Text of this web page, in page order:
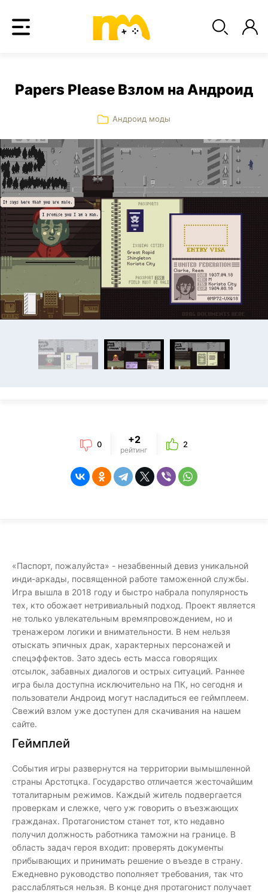
Papers Please Взлом на Андроид
Андроид моды
0 +2
рейтинг
2
«Паспорт, пожалуйста» - незабвенный девиз уникальной
инди-аркады, посвященной работе таможенной службы.
Игра вышла в 2018 году и быстро набрала популярность
тех, кто обожает нетривиальный подход. Проект является
не только увлекательным времяпровождением, но и
тренажером логики и внимательности. В нем нельзя
отыскать эпичных драк, характерных персонажей и
спецэффектов. Зато здесь есть масса говорящих
отсылок, забавных диалогов и острых ситуаций. Раннее
игра была доступна исключительно на ПК, но сегодня и
пользователи Андроид могут насладиться ее геймплеем.
Свежий взлом уже доступен для скачивания на нашем
сайте.
Геймплей
События игры развернутся на территории вымышленной
страны Арстотцка. Государство отличается жесточайшим
тоталитарным режимов. Каждый житель подвергается
проверкам и слежке, чего уж говорить о въезжающих
гражданах. Протагонистом станет тот, кто недавно
получил должность работника таможни на границе. В
область задач героя входит: проверять документы
прибывающих и принимать решение о въезде в страну.
Ежедневно руководство пополняет требования, так что
расслабляться нельзя. В конце дня протагонист получает